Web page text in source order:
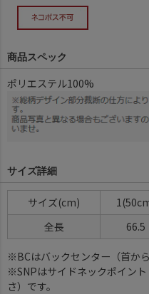
商品スペック
ポリエステル100%
サイズ詳細
サイズ
全長
66.5
※BCはバックセンター（首か
※SNPはサイドネックポイン
さ）です。